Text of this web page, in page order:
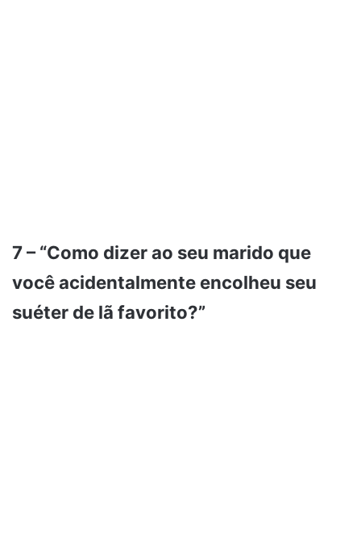
7 – “Como dizer ao seu marido que
você acidentalmente encolheu seu
suéter de lã favorito?”